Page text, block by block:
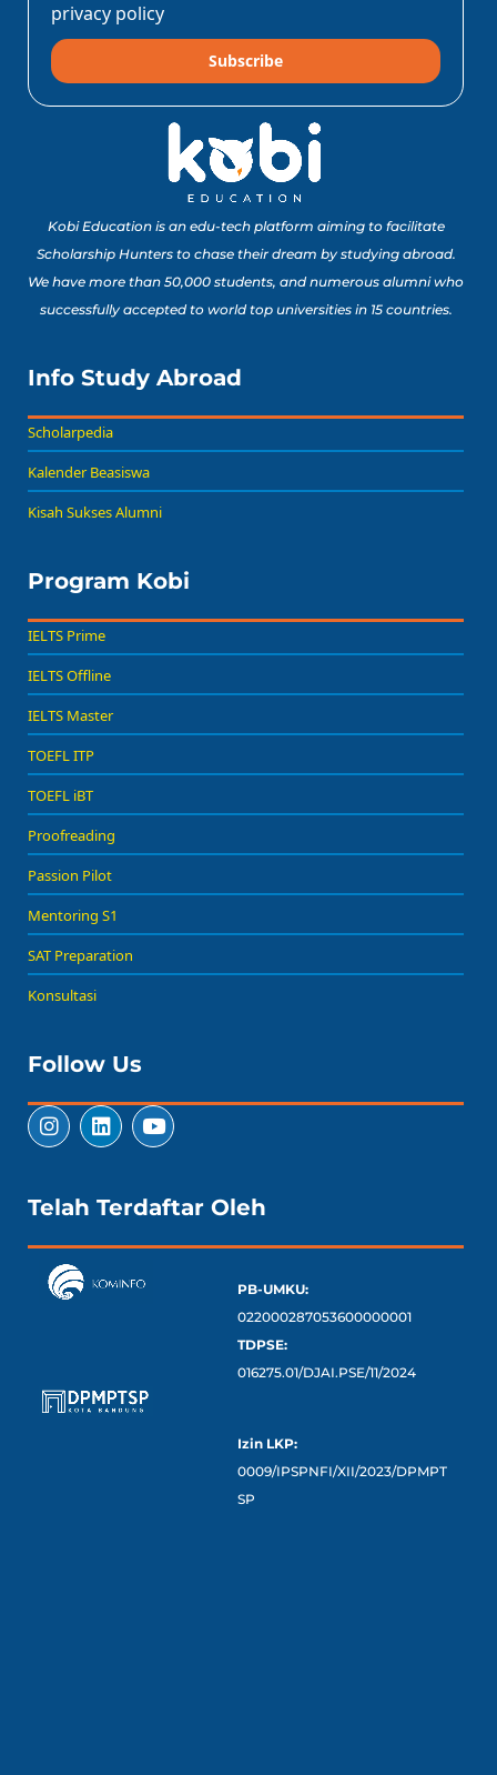
privacy policy
Subscribe
Kobi Education is an edu-tech platform aiming to facilitate
Scholarship Hunters to chase their dream by studying abroad.
We have more than 50,000 students, and numerous alumni who
successfully accepted to world top universities in 15 countries.
Info Study Abroad
Scholarpedia
Kalender Beasiswa
Kisah Sukses Alumni
Program Kobi
IELTS Prime
IELTS Offline
IELTS Master
TOEFL ITP
TOEFL iBT
Proofreading
Passion Pilot
Mentoring S1
SAT Preparation
Konsultasi
Follow Us
Telah Terdaftar Oleh
PB-UMKU:
022000287053600000001
TDPSE:
016275.01/DJAI.PSE/11/2024
Izin LKP:
0009/IPSPNFI/XII/2023/DPMPT
SP